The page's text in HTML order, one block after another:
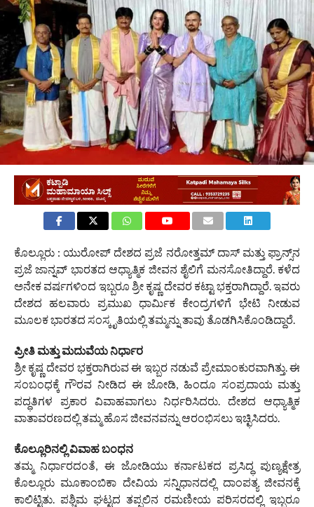
ಕೊಲ್ಲೂರು : ಯುರೋಪ್ ದೇಶದ ಪ್ರಜೆ ನರೋತ್ತಮ್ ದಾಸ್ ಮತ್ತು ಫ್ರಾನ್ಸ್‌ನ
ಪ್ರಜೆ ಜಾನ್ನವ್ ಭಾರತದ ಆಧ್ಯಾತ್ಮಿಕ ಜೀವನ ಶೈಲಿಗೆ ಮನಸೋತಿದ್ದಾರೆ. ಕಳೆದ
ಅನೇಕ ವರ್ಷಗಳಿಂದ ಇಬ್ಬರೂ ಶ್ರೀ ಕೃಷ್ಣ ದೇವರ ಕಟ್ಟಾ ಭಕ್ತರಾಗಿದ್ದಾರೆ. ಇವರು
ದೇಶದ ಹಲವಾರು ಪ್ರಮುಖ ಧಾರ್ಮಿಕ ಕೇಂದ್ರಗಳಿಗೆ ಭೇಟಿ ನೀಡುವ
ಮೂಲಕ ಭಾರತದ ಸಂಸ್ಕೃತಿಯಲ್ಲಿ ತಮ್ಮನ್ನು ತಾವು ತೊಡಗಿಸಿಕೊಂಡಿದ್ದಾರೆ.
ಪ್ರೀತಿ ಮತ್ತು ಮದುವೆಯ ನಿರ್ಧಾರ
ಶ್ರೀ ಕೃಷ್ಣ ದೇವರ ಭಕ್ತರಾಗಿರುವ ಈ ಇಬ್ಬರ ನಡುವೆ ಪ್ರೇಮಾಂಕುರವಾಗಿತ್ತು. ಈ
ಸಂಬಂಧಕ್ಕೆ ಗೌರವ ನೀಡಿದ ಈ ಜೋಡಿ, ಹಿಂದೂ ಸಂಪ್ರದಾಯ ಮತ್ತು
ಪದ್ಧತಿಗಳ ಪ್ರಕಾರ ವಿವಾಹವಾಗಲು ನಿರ್ಧರಿಸಿದರು. ದೇಶದ ಆಧ್ಯಾತ್ಮಿಕ
ವಾತಾವರಣದಲ್ಲಿ ತಮ್ಮ ಹೊಸ ಜೀವನವನ್ನು ಆರಂಭಿಸಲು ಇಚ್ಛಿಸಿದರು.
ಕೊಲ್ಲೂರಿನಲ್ಲಿ ವಿವಾಹ ಬಂಧನ
ತಮ್ಮ ನಿರ್ಧಾರದಂತೆ, ಈ ಜೋಡಿಯು ಕರ್ನಾಟಕದ ಪ್ರಸಿದ್ಧ ಪುಣ್ಯಕ್ಷೇತ್ರ
ಕೊಲ್ಲೂರು ಮೂಕಾಂಬಿಕಾ ದೇವಿಯ ಸನ್ನಿಧಾನದಲ್ಲಿ ದಾಂಪತ್ಯ ಜೀವನಕ್ಕೆ
ಕಾಲಿಟ್ಟಿತು. ಪಶ್ಚಿಮ ಘಟ್ಟದ ತಪ್ಪಲಿನ ರಮಣೀಯ ಪರಿಸರದಲ್ಲಿ ಇಬ್ಬರೂ